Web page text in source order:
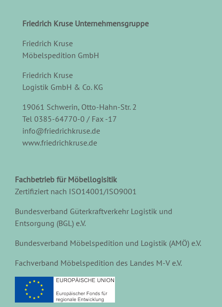
Friedrich Kruse Unternehmensgruppe
Friedrich Kruse
Möbelspedition GmbH
Friedrich Kruse
Logistik GmbH & Co. KG
19061 Schwerin, Otto-Hahn-Str. 2
Tel 0385-64770-0 / Fax -17
info@friedrichkruse.de
www.friedrichkruse.de
Fachbetrieb für Möbellogisitik
Zertifiziert nach ISO14001/ISO9001
Bundesverband Güterkraftverkehr Logistik und
Entsorgung (BGL) e.V.
Bundesverband Möbelspedition und Logistik (AMÖ) e.V.
Fachverband Möbelspedition des Landes M-V e.V.